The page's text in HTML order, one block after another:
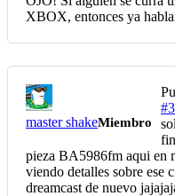
XBOX, entonces ya
master shakeMiembro
#3
pieza BA5986fm aqui en
viendo detalles sobre ese
dreamcast de nuevo